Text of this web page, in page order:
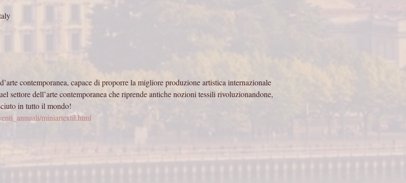
contemporanea, capace di proporre la migliore produzione artistica internazionale
settore dell’arte contemporanea che riprende antiche nozioni tessili rivoluzionandone,
in tutto il mondo!
miniartextil.html